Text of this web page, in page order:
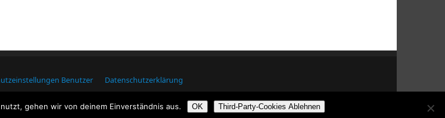
Benutzer
Datenschutzerklärung
gehen wir von deinem Einverständnis aus. OK Third-Party-Cookies Ablehnen